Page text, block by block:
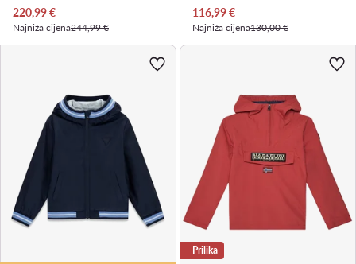
Trenutna cijena
220,99€
Najniža cijena244,99 €
Trenutna cijena
116,99€
Najniža cijena130,00 €
Prilika